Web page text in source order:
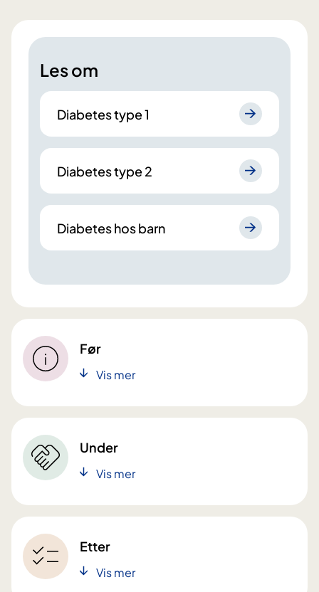
Les om
Diabetes type 1
Diabetes type 2
Diabetes hos barn
Før
Vis mer
Under
Vis mer
Etter
Vis mer